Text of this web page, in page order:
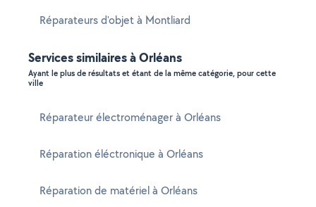
Réparateurs d'objet à Montliard
Services similaires à Orléans
Ayant le plus de résultats et étant de la même catégorie, pour cette
ville
Réparateur électroménager à Orléans
Réparation éléctronique à Orléans
Réparation de matériel à Orléans